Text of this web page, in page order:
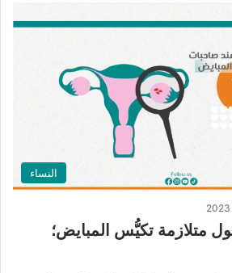
النساء
متلازمة تكيُّس المبايض؛